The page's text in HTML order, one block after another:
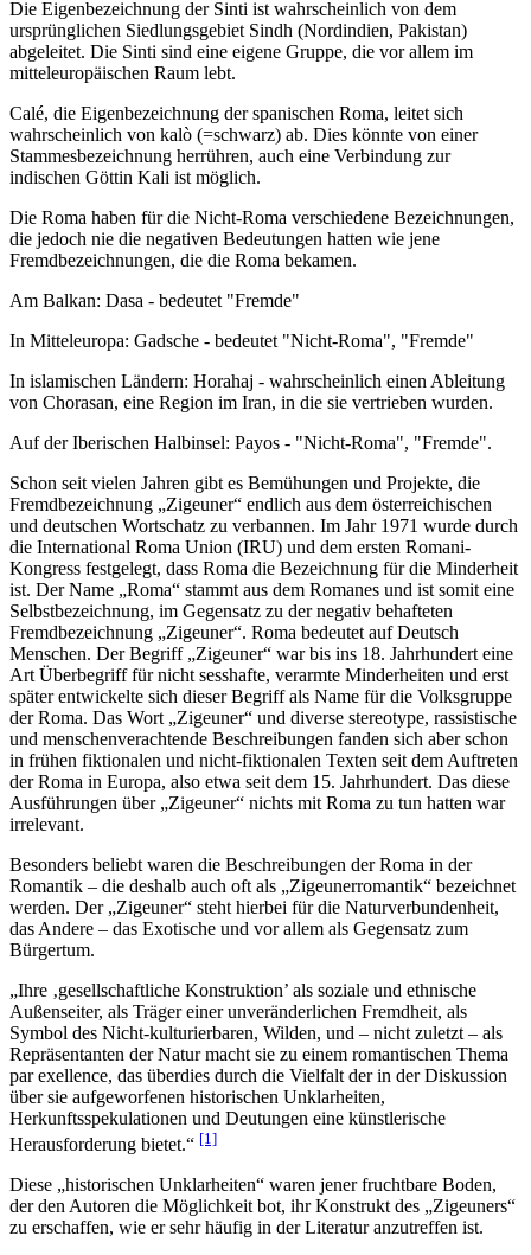
Die Eigenbezeichnung der Sinti ist wahrscheinlich von dem
ursprünglichen Siedlungsgebiet Sindh (Nordindien, Pakistan)
abgeleitet. Die Sinti sind eine eigene Gruppe, die vor allem im
mitteleuropäischen Raum lebt.
Calé, die Eigenbezeichnung der spanischen Roma, leitet sich
wahrscheinlich von kalò (=schwarz) ab. Dies könnte von einer
Stammesbezeichnung herrühren, auch eine Verbindung zur
indischen Göttin Kali ist möglich.
Die Roma haben für die Nicht-Roma verschiedene Bezeichnungen,
die jedoch nie die negativen Bedeutungen hatten wie jene
Fremdbezeichnungen, die die Roma bekamen.
Am Balkan: Dasa - bedeutet "Fremde"
In Mitteleuropa: Gadsche - bedeutet "Nicht-Roma", "Fremde"
In islamischen Ländern: Horahaj - wahrscheinlich einen Ableitung
von Chorasan, eine Region im Iran, in die sie vertrieben wurden.
Auf der Iberischen Halbinsel: Payos - "Nicht-Roma", "Fremde".
Schon seit vielen Jahren gibt es Bemühungen und Projekte, die
Fremdbezeichnung „Zigeuner“ endlich aus dem österreichischen
und deutschen Wortschatz zu verbannen. Im Jahr 1971 wurde durch
die International Roma Union (IRU) und dem ersten Romani-
Kongress festgelegt, dass Roma die Bezeichnung für die Minderheit
ist. Der Name „Roma“ stammt aus dem Romanes und ist somit eine
Selbstbezeichnung, im Gegensatz zu der negativ behafteten
Fremdbezeichnung „Zigeuner“. Roma bedeutet auf Deutsch
Menschen. Der Begriff „Zigeuner“ war bis ins 18. Jahrhundert eine
Art Überbegriff für nicht sesshafte, verarmte Minderheiten und erst
später entwickelte sich dieser Begriff als Name für die Volksgruppe
der Roma. Das Wort „Zigeuner“ und diverse stereotype, rassistische
und menschenverachtende Beschreibungen fanden sich aber schon
in frühen fiktionalen und nicht-fiktionalen Texten seit dem Auftreten
der Roma in Europa, also etwa seit dem 15. Jahrhundert. Das diese
Ausführungen über „Zigeuner“ nichts mit Roma zu tun hatten war
irrelevant.
Besonders beliebt waren die Beschreibungen der Roma in der
Romantik – die deshalb auch oft als „Zigeunerromantik“ bezeichnet
werden. Der „Zigeuner“ steht hierbei für die Naturverbundenheit,
das Andere – das Exotische und vor allem als Gegensatz zum
Bürgertum.
„Ihre ‚gesellschaftliche Konstruktion’ als soziale und ethnische
Außenseiter, als Träger einer unveränderlichen Fremdheit, als
Symbol des Nicht-kulturierbaren, Wilden, und – nicht zuletzt – als
Repräsentanten der Natur macht sie zu einem romantischen Thema
par exellence, das überdies durch die Vielfalt der in der Diskussion
über sie aufgeworfenen historischen Unklarheiten,
Herkunftsspekulationen und Deutungen eine künstlerische
Herausforderung bietet.“ [1]
Diese „historischen Unklarheiten“ waren jener fruchtbare Boden,
der den Autoren die Möglichkeit bot, ihr Konstrukt des „Zigeuners“
zu erschaffen, wie er sehr häufig in der Literatur anzutreffen ist.